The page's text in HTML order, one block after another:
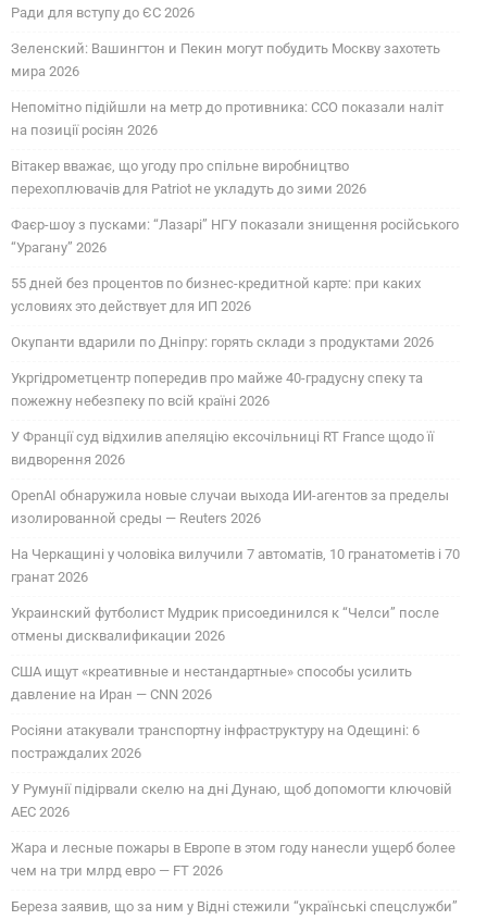
Ради для вступу до ЄС 2026
Зеленский: Вашингтон и Пекин могут побудить Москву захотеть
мира 2026
Непомітно підійшли на метр до противника: ССО показали наліт
на позиції росіян 2026
Вітакер вважає, що угоду про спільне виробництво
перехоплювачів для Patriot не укладуть до зими 2026
Фаєр-шоу з пусками: “Лазарі” НГУ показали знищення російського
“Урагану” 2026
55 дней без процентов по бизнес-кредитной карте: при каких
условиях это действует для ИП 2026
Окупанти вдарили по Дніпру: горять склади з продуктами 2026
Укргідрометцентр попередив про майже 40-градусну спеку та
пожежну небезпеку по всій країні 2026
У Франції суд відхилив апеляцію ексочільниці RT France щодо її
видворення 2026
OpenAI обнаружила новые случаи выхода ИИ-агентов за пределы
изолированной среды — Reuters 2026
На Черкащині у чоловіка вилучили 7 автоматів, 10 гранатометів і 70
гранат 2026
Украинский футболист Мудрик присоединился к “Челси” после
отмены дисквалификации 2026
США ищут «креативные и нестандартные» способы усилить
давление на Иран — CNN 2026
Росіяни атакували транспортну інфраструктуру на Одещині: 6
постраждалих 2026
У Румунії підірвали скелю на дні Дунаю, щоб допомогти ключовій
АЕС 2026
Жара и лесные пожары в Европе в этом году нанесли ущерб более
чем на три млрд евро — FT 2026
Береза заявив, що за ним у Відні стежили “українські спецслужби”